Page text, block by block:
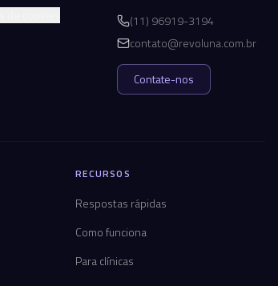
(11) 96919-3194
contato@revoluna.com.br
Contate-nos
RECURSOS
Respostas rápidas
Como funciona
Para clínicas